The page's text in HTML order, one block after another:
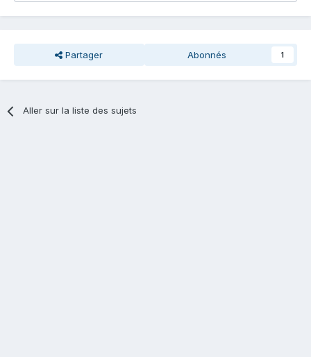
Partager Abonnés 1
Aller sur la liste des sujets